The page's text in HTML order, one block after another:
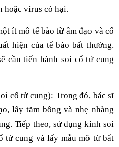
hoặc virus có hại.
ít mô tế bào từ âm đạo và cổ
hiện của tế bào bất thường.
cần tiến hành soi cổ tử cung
cổ tử cung): Trong đó, bác sĩ
lấy tăm bông và nhẹ nhàng
Tiếp theo, sử dụng kính soi
tử cung và lấy mẫu mô từ bất